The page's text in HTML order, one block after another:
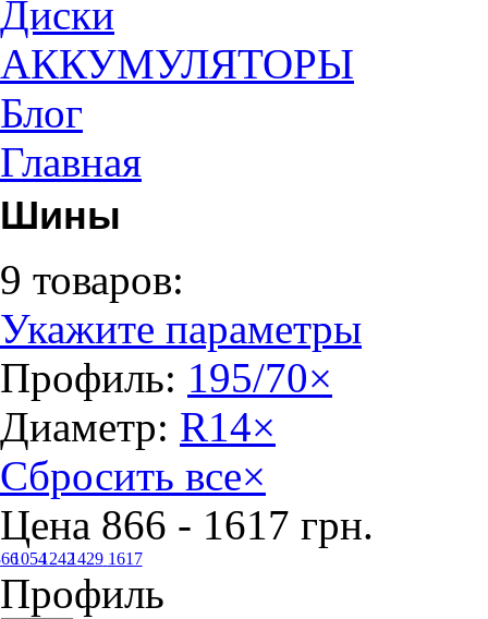
Диски
АККУМУЛЯТОРЫ
Блог
Главная
Шины
9 товаров:
Укажите параметры
Профиль: 195/70×
Диаметр: R14×
Сбросить все×
Цена 866 - 1617 грн.
105412421429 1617
Профиль